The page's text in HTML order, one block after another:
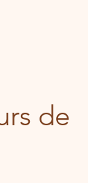
de